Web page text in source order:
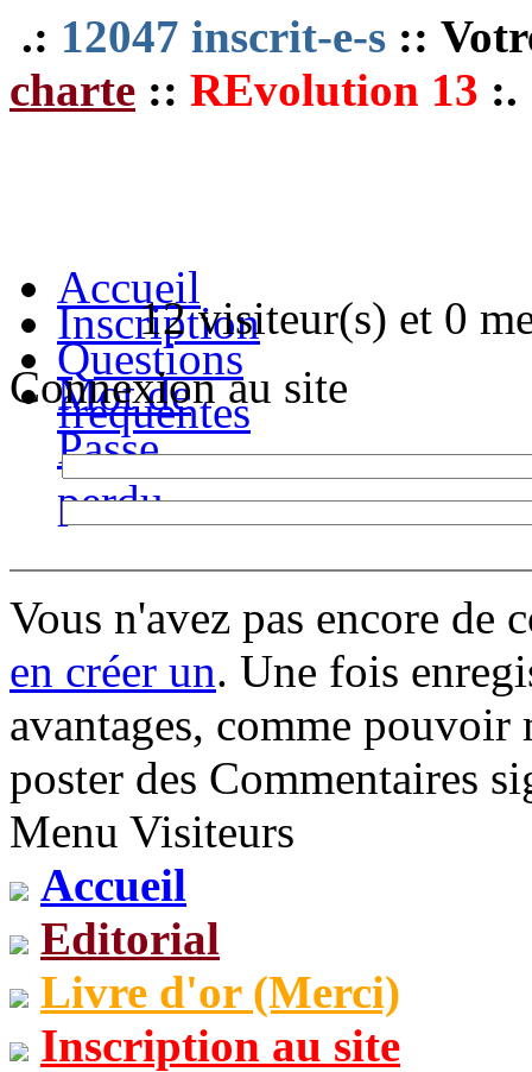
.: 12047 inscrit-e-s ::
charte :: REvolution 13 :.
12 visiteur(s) et 0
Accueil
Inscription
Questions
fréquentes
Mot de
Passe
perdu
Connexion au site
Vous n'avez pas encore de
en créer un. Une fois
avantages, comme
poster des Commentaires
Menu Visiteurs
Accueil
Editorial
Livre d'or (Merci)
Inscription au site